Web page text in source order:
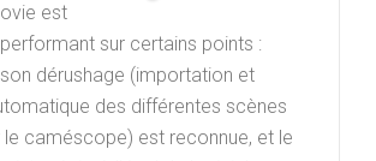
est
sur certains points :
dérushage (importation et
des différentes scènes
le caméscope) est reconnue, et le